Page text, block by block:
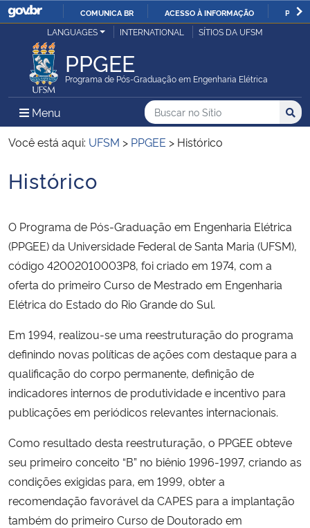
IR
COMUNICA BR ACESSO À INFORMAÇÃO
Ministério da Justiça e Segurança Pública
Ministério da Defesa
Ministério das Relações Exteriores
Ministério da Economia
Ministério da Agricultura, Pecuária e Abastecimento
Ministério da Educação
Ministério da Saúde
Ministério de Minas e Energia
Ministério do Meio Ambiente
Ministério do Turismo
LANGUAGES INTERNATIONAL SÍTIOS DA UFSM
PPGEE
Programa de Pós-Graduação em Engenharia Elétrica
Menu Menu Principal do Sítio
Busca
Buscar no no Sítio
Busca:
Você está aqui: UFSM > PPGEE > Histórico
Início do conteúdo
Histórico
O Programa de Pós-Graduação em Engenharia Elétrica
(PPGEE) da Universidade Federal de Santa Maria (UFSM),
código 42002010003P8, foi criado em 1974, com a
oferta do primeiro Curso de Mestrado em Engenharia
Elétrica do Estado do Rio Grande do Sul.
Em 1994, realizou-se uma reestruturação do programa
definindo novas políticas de ações com destaque para a
qualificação do corpo permanente, definição de
indicadores internos de produtividade e incentivo para
publicações em periódicos relevantes internacionais.
Como resultado desta reestruturação, o PPGEE obteve
seu primeiro conceito “B” no biênio 1996-1997, criando as
condições exigidas para, em 1999, obter a
recomendação favorável da CAPES para a implantação
também do primeiro Curso de Doutorado em